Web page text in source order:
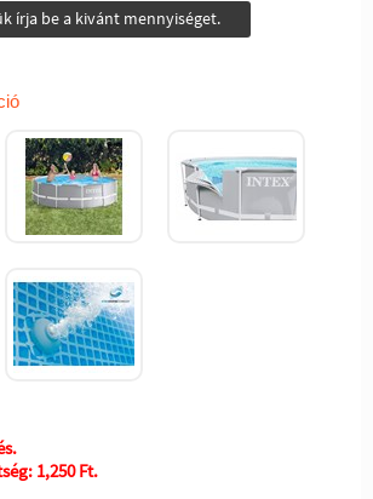
írja be a kivánt mennyiséget.
1,250 Ft.